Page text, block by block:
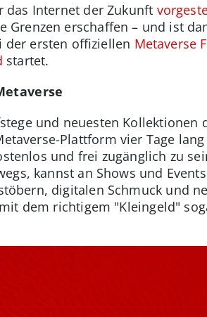
das Internet der Zukunft
Grenzen erschaffen – und ist
der ersten offiziellen Metaverse
startet.
und neuesten Kollektionen
Plattform vier Tage lang
und frei zugänglich zu
kannst an Shows und
digitalen Schmuck und
dem richtigem "Kleingeld"